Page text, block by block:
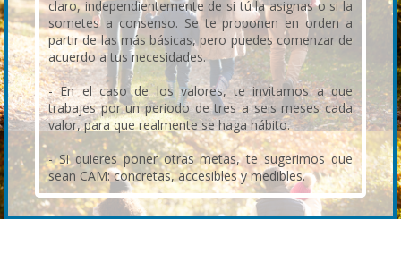
claro, independientemente de si tú la asignas o si la
sometes a consenso. Se te proponen en orden a
partir de las más básicas, pero puedes comenzar de
acuerdo a tus necesidades.
- En el caso de los valores, te invitamos a que
trabajes por unperiodo de tres a seis meses cada
valor, para que realmente se haga hábito.
- Si quieres poner otras metas, te sugerimos que
sean CAM: concretas, accesibles y medibles.